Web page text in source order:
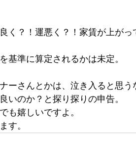
く？！運悪く？！家賃が上が
基準に算定されるかは未定。
ーさんとかは、泣き入ると思う
いのか？と探り探りの申告。
も嬉しいですよ。
す。